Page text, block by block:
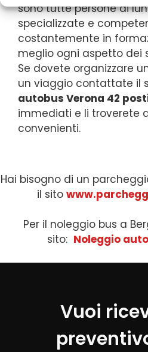
sono tutte persone di
specializzate e
costantemente in
meglio ogni aspetto dei
Se dovete organizzare
un viaggio contattate il
autobus Verona 42
immediati e li troverete
convenienti.
Hai bisogno di un
il sito
Per il noleggio bus a
sito: Noleggio
Vuoi